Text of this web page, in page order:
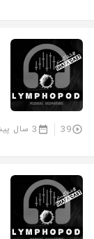
39 3 سال پیش